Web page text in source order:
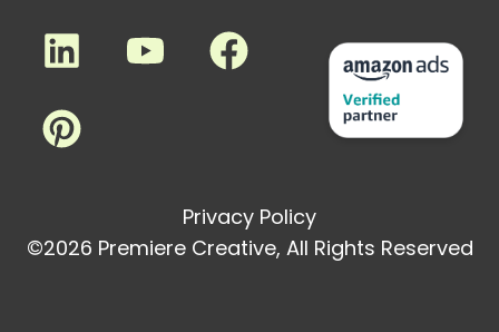
Privacy Policy
©2026 Premiere Creative, All Rights Reserved